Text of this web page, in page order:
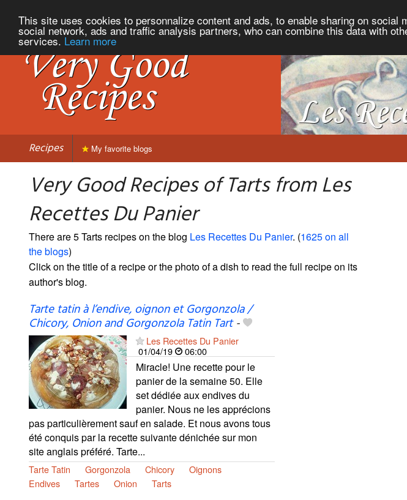
This site uses cookies to personnalize content and ads, to enable sharing on
social network, ads and traffic analysis partners, who can combine this data with
services. Learn more
Recipes My favorite blogs
Very Good Recipes of Tarts from Les
Recettes Du Panier
There are 5 Tarts recipes on the blog Les Recettes Du Panier. (1625 on all
the blogs)
Click on the title of a recipe or the photo of a dish to read the full recipe on its
author's blog.
Tarte tatin à l’endive, oignon et Gorgonzola /
Chicory, Onion and Gorgonzola Tatin Tart-
Les Recettes Du Panier
01/04/19
06:00
Miracle! Une recette pour le
panier de la semaine 50. Elle
set dédiée aux endives du
panier. Nous ne les apprécions
pas particulièrement sauf en salade. Et nous avons tous
été conquis par la recette suivante dénichée sur mon
site anglais préféré. Tarte...
Tarte Tatin Gorgonzola Chicory
Oignons
Endives
Tartes Onion Tarts